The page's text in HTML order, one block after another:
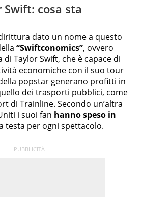
Swift: cosa sta
dato un nome a questo
“Swiftconomics”, ovvero
di Taylor Swift, che è capace di
economiche con il suo tour
popstar generano profitti in
dei trasporti pubblici, come
di Trainline. Secondo un’altra
i suoi fan hanno speso in
testa per ogni spettacolo.